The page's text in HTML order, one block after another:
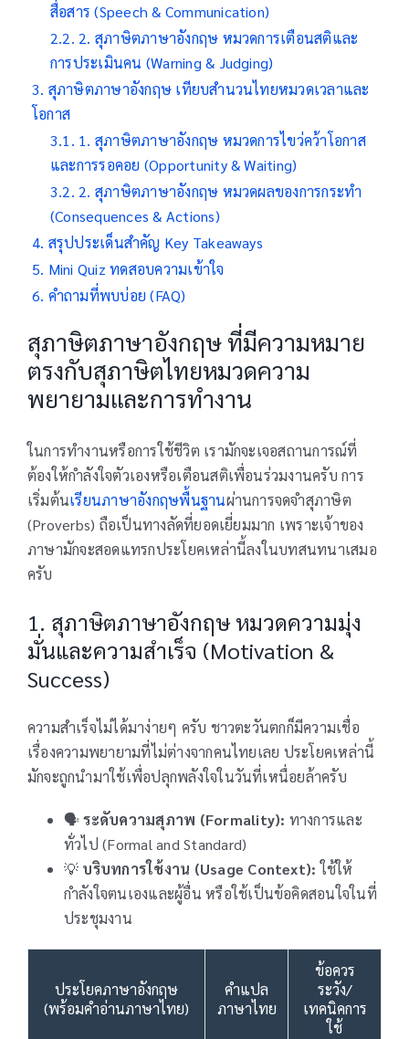
สื่อสาร (Speech & Communication)
2. สุภาษิตภาษาอังกฤษ หมวดการเตือนสติและ
การประเมินคน (Warning & Judging)
สุภาษิตภาษาอังกฤษ เทียบสำนวนไทยหมวดเวลาและ
โอกาส
1. สุภาษิตภาษาอังกฤษ หมวดการไขว่คว้าโอกาส
และการรอคอย (Opportunity & Waiting)
2. สุภาษิตภาษาอังกฤษ หมวดผลของการกระทำ
(Consequences & Actions)
สรุปประเด็นสำคัญ Key Takeaways
Mini Quiz ทดสอบความเข้าใจ
คำถามที่พบบ่อย (FAQ)
สุภาษิตภาษาอังกฤษ ที่มีความหมาย
ตรงกับสุภาษิตไทยหมวดความ
พยายามและการทำงาน
ในการทำงานหรือการใช้ชีวิต เรามักจะเจอสถานการณ์ที่
ต้องให้กำลังใจตัวเองหรือเตือนสติเพื่อนร่วมงานครับ การ
เริ่มต้นเรียนภาษาอังกฤษพื้นฐานผ่านการจดจำสุภาษิต
(Proverbs) ถือเป็นทางลัดที่ยอดเยี่ยมมาก เพราะเจ้าของ
ภาษามักจะสอดแทรกประโยคเหล่านี้ลงในบทสนทนาเสมอ
ครับ
1. สุภาษิตภาษาอังกฤษ หมวดความมุ่ง
มั่นและความสำเร็จ (Motivation &
Success)
ความสำเร็จไม่ได้มาง่ายๆ ครับ ชาวตะวันตกก็มีความเชื่อ
เรื่องความพยายามที่ไม่ต่างจากคนไทยเลย ประโยคเหล่านี้
มักจะถูกนำมาใช้เพื่อปลุกพลังใจในวันที่เหนื่อยล้าครับ
🗣️ระดับความสุภาพ (Formality): ทางการและ
ทั่วไป (Formal and Standard)
💡 บริบทการใช้งาน (Usage Context): ใช้ให้
กำลังใจตนเองและผู้อื่น หรือใช้เป็นข้อคิดสอนใจในที่
ประชุมงาน
ประโยคภาษาอังกฤษ
(พร้อมคำอ่านภาษาไทย)
คำแปล
ภาษาไทย
ข้อควร
ระวัง/
เทคนิคการ
ใช้